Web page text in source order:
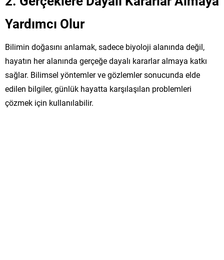
Yardımcı Olur
Bilimin doğasını anlamak, sadece biyoloji alanında değil,
hayatın her alanında gerçeğe dayalı kararlar almaya katkı
sağlar. Bilimsel yöntemler ve gözlemler sonucunda elde
edilen bilgiler, günlük hayatta karşılaşılan problemleri
çözmek için kullanılabilir.